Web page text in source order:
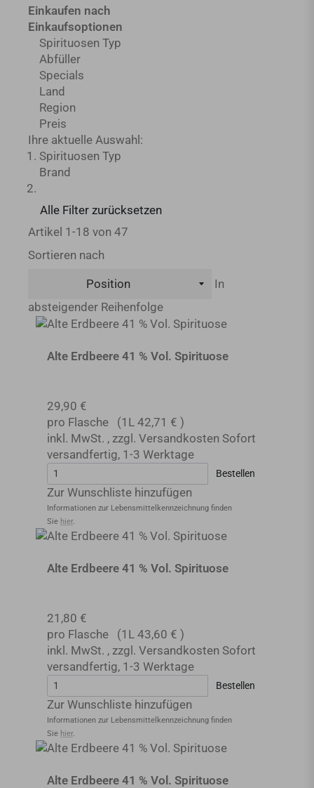
Einkaufen nach
Einkaufsoptionen
Spirituosen Typ
Abfüller
Specials
Land
Region
Preis
Ihre aktuelle Auswahl:
Spirituosen Typ
Brand
Alle Filter zurücksetzen
Artikel 1 -18 von 47
Sortieren nach
In
absteigender Reihenfolge
Alte Erdbeere 41 % Vol. Spirituose
29,90 €
pro Flasche
(1L 42,71 € )
inkl. MwSt. , zzgl. Versandkosten Sofort
versandfertig, 1-3 Werktage
Bestellen
Zur Wunschliste hinzufügen
Informationen zur Lebensmittel­kennzeichnung finden
Sie hier.
Alte Erdbeere 41 % Vol. Spirituose
21,80 €
pro Flasche
(1L 43,60 € )
inkl. MwSt. , zzgl. Versandkosten Sofort
versandfertig, 1-3 Werktage
Bestellen
Zur Wunschliste hinzufügen
Informationen zur Lebensmittel­kennzeichnung finden
Sie hier.
Alte Erdbeere 41 % Vol. Spirituose